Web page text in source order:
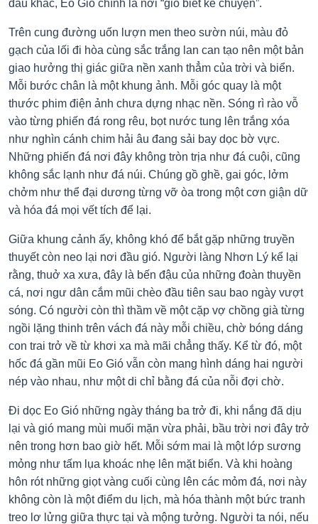
đâu khác, Eo Gió chính là nơi “gió biết kể chuyện”.
Trên cung đường uốn lượn men theo sườn núi, màu đỏ
gạch của lối đi hòa cùng sắc trắng lan can tạo nên một bản
giao hưởng thị giác giữa nền xanh thẳm của trời và biển.
Mỗi bước chân là một khung ảnh. Mỗi góc quay là một
thước phim điện ảnh chưa dựng nhạc nền. Sóng rì rào vỗ
vào từng phiến đá rong rêu, bọt nước tung lên trắng xóa
như nghìn cánh chim hải âu đang sải bay dọc bờ vực.
Những phiến đá nơi đây không tròn trịa như đá cuội, cũng
không sắc lạnh như đá núi. Chúng gồ ghề, gai góc, lởm
chởm như thể đại dương từng vỡ òa trong một cơn giận dữ
và hóa đá mọi vết tích để lại.
Giữa khung cảnh ấy, không khó để bắt gặp những truyền
thuyết còn neo lại nơi đầu gió. Người làng Nhơn Lý kể lại
rằng, thuở xa xưa, đây là bến đậu của những đoàn thuyền
cá, nơi ngư dân cắm mũi chèo đầu tiên sau bao ngày vượt
sóng. Có người còn thì thầm về một cặp vợ chồng già từng
ngồi lặng thinh trên vách đá này mỗi chiều, chờ bóng dáng
con trai trở về từ khơi xa mà mãi chẳng thấy. Kể từ đó, một
hốc đá gần mũi Eo Gió vẫn còn mang hình dáng hai người
nép vào nhau, như một di chỉ bằng đá của nỗi đợi chờ.
Đi dọc Eo Gió những ngày tháng ba trở đi, khi nắng đã dịu
lại và gió mang mùi muối mặn vừa phải, bầu trời nơi đây trở
nên trong hơn bao giờ hết. Mỗi sớm mai là một lớp sương
mỏng như tấm lụa khoác nhẹ lên mặt biển. Và khi hoàng
hôn rót những giọt vàng cuối cùng lên các mỏm đá, nơi này
không còn là một điểm du lịch, mà hóa thành một bức tranh
treo lơ lửng giữa thực tại và mộng tưởng. Người ta nói, nếu